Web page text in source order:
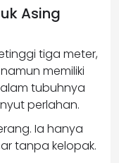
Asing
tiga meter,
memiliki
tubuhnya
perlahan.
Ia hanya
tanpa kelopak.